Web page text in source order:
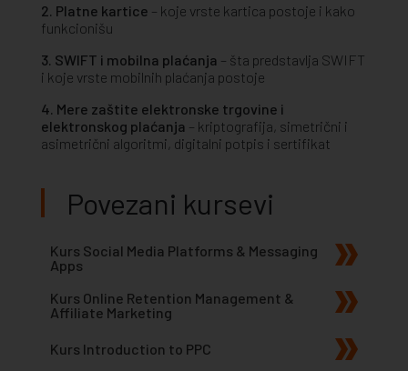
2. Platne kartice – koje vrste kartica postoje i kako
funkcionišu
3. SWIFT i mobilna plaćanja – šta predstavlja SWIFT
i koje vrste mobilnih plaćanja postoje
4. Mere zaštite elektronske trgovine i
elektronskog plaćanja – kriptografija, simetrični i
asimetrični algoritmi, digitalni potpis i sertifikat
Povezani kursevi
Kurs Social Media Platforms & Messaging
Apps
Kurs Online Retention Management &
Affiliate Marketing
Kurs Introduction to PPC